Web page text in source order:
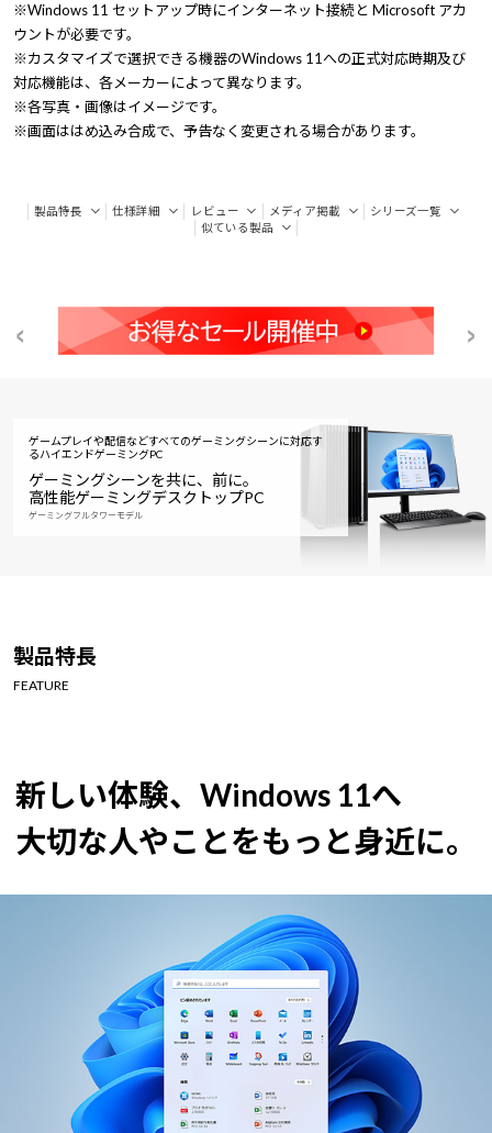
※Windows 11 セットアップ時にインターネット接続と Microsoft アカ
ウントが必要です。
※カスタマイズで選択できる機器のWindows 11への正式対応時期及び
対応機能は、各メーカーによって異なります。
※各写真・画像はイメージです。
※画面ははめ込み合成で、予告なく変更される場合があります。
製品特長 仕様詳細 レビュー メディア掲載
シリーズ一覧
似ている製品
ゲームプレイや配信などすべてのゲーミングシーンに対応す
るハイエンドゲーミングPC
ゲーミングシーンを共に、前に。
高性能ゲーミングデスクトップPC
ゲーミングフルタワーモデル
製品特長
FEATURE
新しい体験、Windows 11へ
大切な人やことをもっと身近に。